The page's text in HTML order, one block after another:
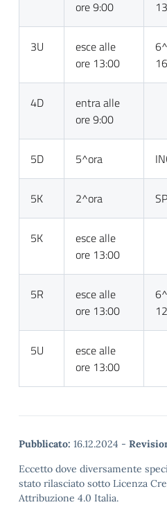
ore 9:00
3U
esce alle
ore 13:00
4D
entra alle
ore 9:00
5D 5^ora
5K 2^ora
5K
esce alle
ore 13:00
5R
esce alle
ore 13:00
5U
esce alle
ore 13:00
Pubblicato: 16.12.2024 -
Eccetto dove diversamente
stato rilasciato sotto Licenza
Attribuzione 4.0 Italia.